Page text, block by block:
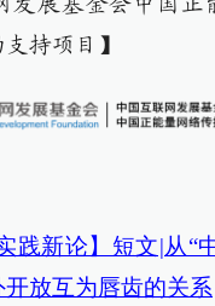
持项目】
践新论】短文|从“
放互为唇齿的关系